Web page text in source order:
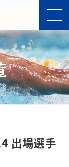
出場選⼿